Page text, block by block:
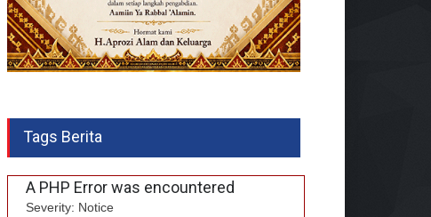
Tags Berita
A PHP Error was encountered
Severity: Notice